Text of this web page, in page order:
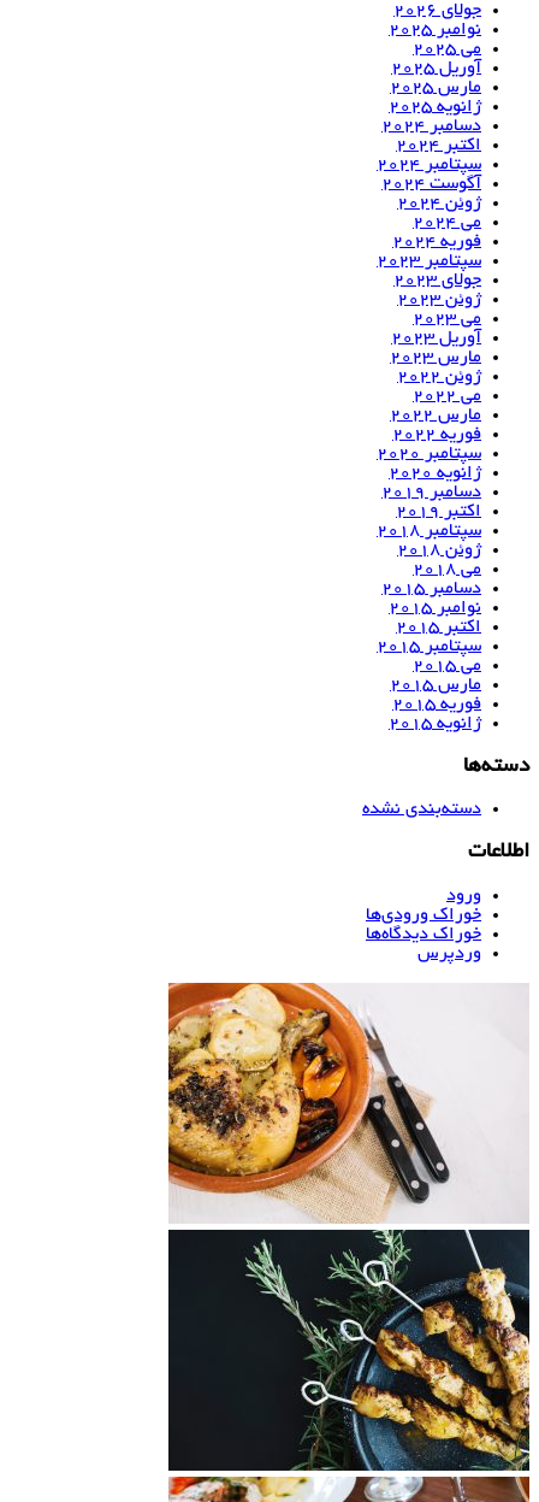
جولای 2026
نوامبر 2025
می 2025
آوریل 2025
مارس 2025
ژانویه 2025
دسامبر 2024
اکتبر 2024
سپتامبر 2024
آگوست 2024
ژوئن 2024
می 2024
فوریه 2024
سپتامبر 2023
جولای 2023
ژوئن 2023
می 2023
آوریل 2023
مارس 2023
ژوئن 2022
می 2022
مارس 2022
فوریه 2022
سپتامبر 2020
ژانویه 2020
دسامبر 2019
اکتبر 2019
سپتامبر 2018
ژوئن 2018
می 2018
دسامبر 2015
نوامبر 2015
اکتبر 2015
سپتامبر 2015
می 2015
مارس 2015
فوریه 2015
ژانویه 2015
دسته‌ها
دسته‌بندی نشده
اطلاعات
ورود
خوراک ورودی‌ها
خوراک دیدگاه‌ها
وردپرس